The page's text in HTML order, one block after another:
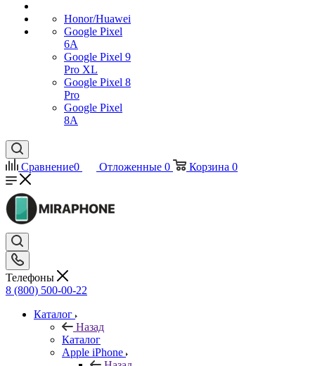
Honor/Huawei
Google Pixel
6A
Google Pixel 9
Pro XL
Google Pixel 8
Pro
Google Pixel
8A
Сравнение0 Отложенные 0 Корзина 0
Телефоны
8 (800) 500-00-22
Каталог
Назад
Каталог
Apple iPhone